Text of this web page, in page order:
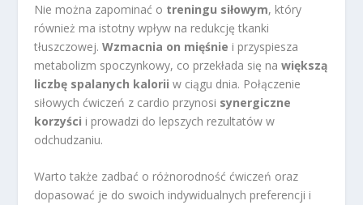
Nie można zapominać o treningu siłowym, który
również ma istotny wpływ na redukcję tkanki
tłuszczowej.Wzmacnia on mięśnie i przyspiesza
metabolizm spoczynkowy, co przekłada się nawiększą
liczbę spalanych kalorii w ciągu dnia. Połączenie
siłowych ćwiczeń z cardio przynosi synergiczne
korzyści i prowadzi do lepszych rezultatów w
odchudzaniu.
Warto także zadbać o różnorodność ćwiczeń oraz
dopasować je do swoich indywidualnych preferencji i